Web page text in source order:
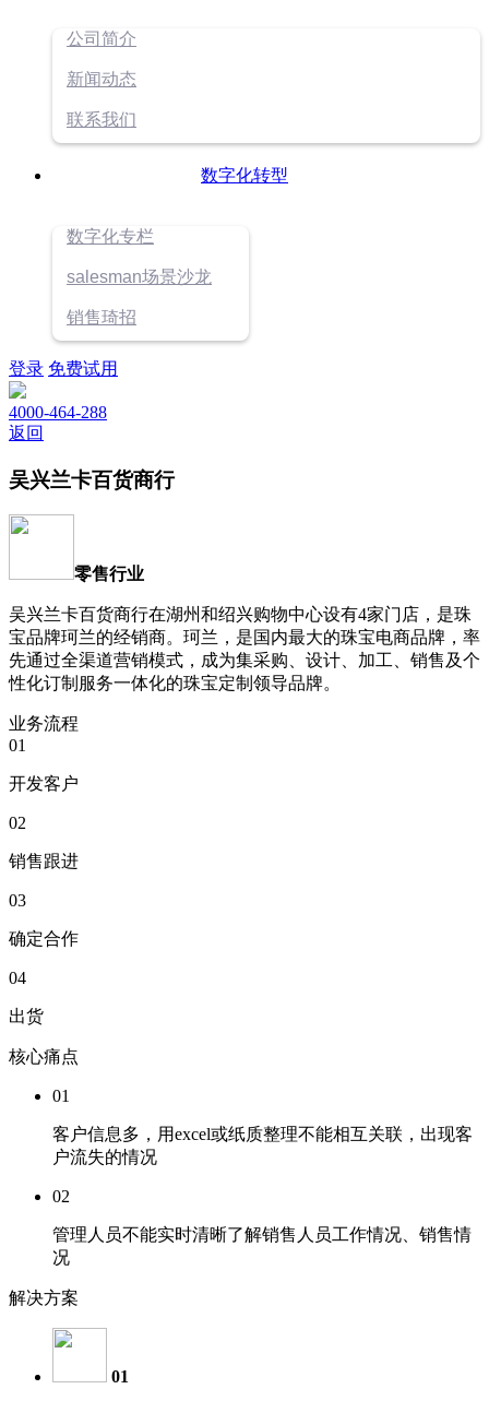
公司简介
新闻动态
联系我们
数字化转型
数字化专栏
salesman场景沙龙
销售琦招
登录 免费试用
4000-464-288
返回
吴兴兰卡百货商行
零售行业
吴兴兰卡百货商行在湖州和绍兴购物中心设有4家门店，是珠
宝品牌珂兰的经销商。珂兰，是国内最大的珠宝电商品牌，率
先通过全渠道营销模式，成为集采购、设计、加工、销售及个
性化订制服务一体化的珠宝定制领导品牌。
业务流程
01
开发客户
02
销售跟进
03
确定合作
04
出货
核心痛点
01
客户信息多，用excel或纸质整理不能相互关联，出现客
户流失的情况
02
管理人员不能实时清晰了解销售人员工作情况、销售情
况
解决方案
01